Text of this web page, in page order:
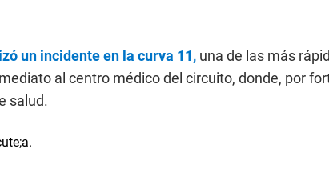
un incidente en la curva 11, una de las más
al centro médico del circuito, donde, por
salud.